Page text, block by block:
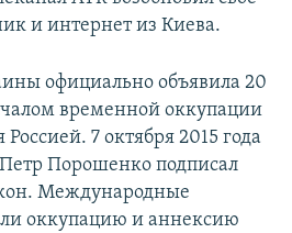
и интернет из Киева.
официально объявила 20
временной оккупации
7 октября 2015 года
Порошенко подписал
Международные
оккупацию и аннексию